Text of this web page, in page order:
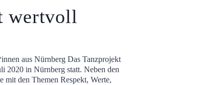
wertvoll
aus Nürnberg Das Tanzprojekt
2020 in Nürnberg statt. Neben den
mit den Themen Respekt, Werte,